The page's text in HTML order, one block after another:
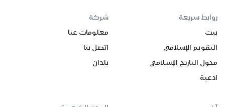
روابط سريعة
بيت
التقويم الإسلامي
محول التاريخ الإسلامي
ادعية
شركة
معلومات عنا
اتصل بنا
بلدان